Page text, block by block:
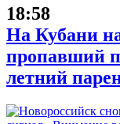
18:58
На Кубани
пропавший
летний